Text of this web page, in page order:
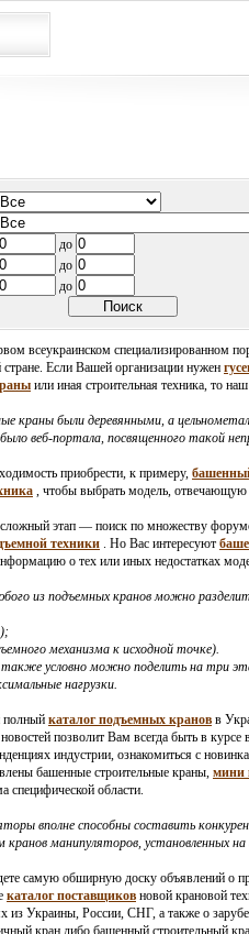
до
до
до
всеукраинском специализированном
Если Вашей организации нужен
или иная строительная техника, то
краны были деревянными, а
веб-портала, посвященного такой
приобрести, к примеру,
, чтобы выбрать модель, отвечающую
сложный этап — поиск по множеству
техники . Но Вас интересуют
о тех или иных недостатках
из подъемных кранов можно
механизма к исходной точке).
условно можно поделить на три
нагрузки.
каталог подъемных кранов в
позволит Вам всегда быть в
индустрии, ознакомиться с
башенные строительные краны, мини
специфической области.
вполне способны составить
манипуляторов, установленных на
самую обширную доску объявлений о
каталог поставщиков новой крановой
из Украины, России, СНГ, а также о
кран либо башенный строительный